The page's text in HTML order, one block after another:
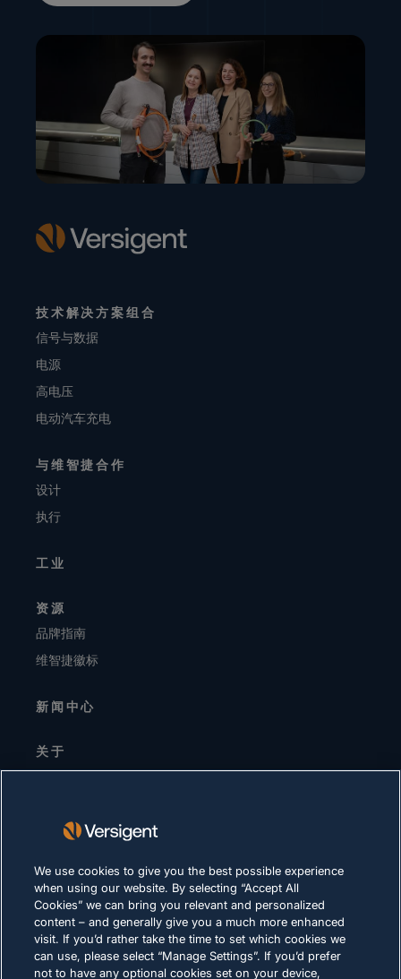
技术解决方案组合
信号与数据
电源
高电压
电动汽车充电
与维智捷合作
设计
执行
工业
资源
品牌指南
维智捷徽标
新闻中心
关于
高层领导
供应商
职业生涯
隐私声明
使用条款
We use cookies to give you the best possible experience
when using our website. By selecting “Accept All
Cookies” we can bring you relevant and personalized
content – and generally give you a much more enhanced
visit. If you’d rather take the time to set which cookies we
can use, please select “Manage Settings”. If you’d prefer
not to have any optional cookies set on your device,